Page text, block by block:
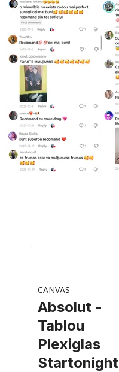
CANVAS
Absolut -
Tablou
Plexiglas
Startonight